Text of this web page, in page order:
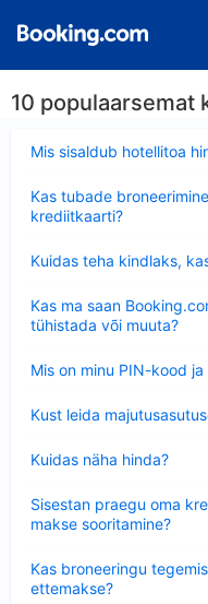
10 populaarsemat
Mis sisaldub hotellitoa
Kas tubade
krediitkaarti?
Kuidas teha kindlaks,
Kas ma saan
tühistada või muuta?
Mis on minu PIN-kood
Kust leida
Kuidas näha hinda?
Sisestan praegu oma
makse sooritamine?
Kas broneeringu
ettemakse?